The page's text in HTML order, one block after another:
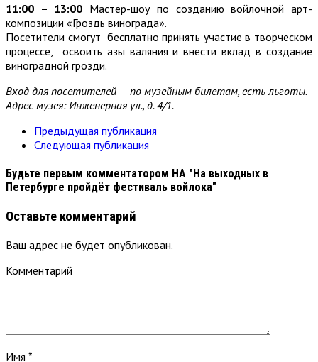
11:00 – 13:00 Мастер-шоу по созданию войлочной арт-
композиции «Гроздь винограда».
Посетители смогут бесплатно принять участие в творческом
процессе, освоить азы валяния и внести вклад в создание
виноградной грозди.
Вход для посетителей — по музейным билетам, есть льготы.
Адрес музея: Инженерная ул., д. 4/1.
Предыдущая публикация
Следующая публикация
Будьте первым комментатором НА "На выходных в
Петербурге пройдёт фестиваль войлока"
Оставьте комментарий
Ваш адрес не будет опубликован.
Комментарий
Имя *